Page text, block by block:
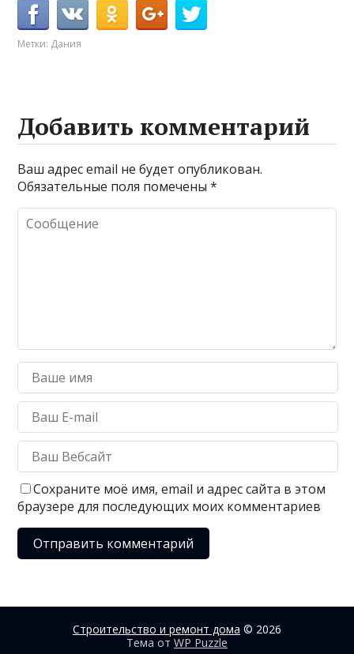
Метки: Дания
Добавить комментарий
Ваш адрес email не будет опубликован.
Обязательные поля помечены*
Сохраните моё имя, email и адрес сайта в этом
браузере для последующих моих комментариев
Строительство и ремонт дома © 2026
Тема от WP Puzzle